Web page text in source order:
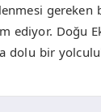
gereken
ediyor. Doğu
dolu bir